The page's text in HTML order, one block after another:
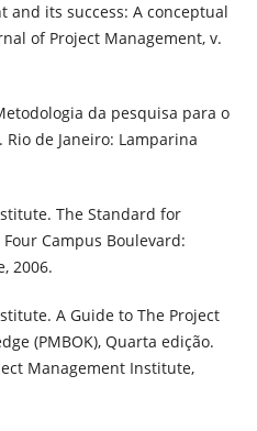
its success: A conceptual
of Project Management, v.
Metodologia da pesquisa para o
de Janeiro: Lamparina
The Standard for
Campus Boulevard:
2006.
A Guide to The Project
(PMBOK), Quarta edição.
Management Institute,